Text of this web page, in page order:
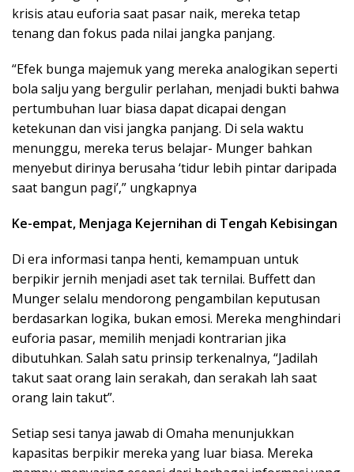
krisis atau euforia saat pasar naik, mereka tetap
tenang dan fokus pada nilai jangka panjang.
“Efek bunga majemuk yang mereka analogikan seperti
bola salju yang bergulir perlahan, menjadi bukti bahwa
pertumbuhan luar biasa dapat dicapai dengan
ketekunan dan visi jangka panjang. Di sela waktu
menunggu, mereka terus belajar- Munger bahkan
menyebut dirinya berusaha ‘tidur lebih pintar daripada
saat bangun pagi’,” ungkapnya
Ke-empat, Menjaga Kejernihan di Tengah Kebisingan
Di era informasi tanpa henti, kemampuan untuk
berpikir jernih menjadi aset tak ternilai. Buffett dan
Munger selalu mendorong pengambilan keputusan
berdasarkan logika, bukan emosi. Mereka menghindari
euforia pasar, memilih menjadi kontrarian jika
dibutuhkan. Salah satu prinsip terkenalnya, “Jadilah
takut saat orang lain serakah, dan serakah lah saat
orang lain takut”.
Setiap sesi tanya jawab di Omaha menunjukkan
kapasitas berpikir mereka yang luar biasa. Mereka